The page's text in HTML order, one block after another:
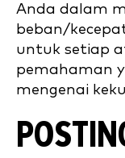
Anda dalam
beban/
untuk setiap
pemahaman
mengenai